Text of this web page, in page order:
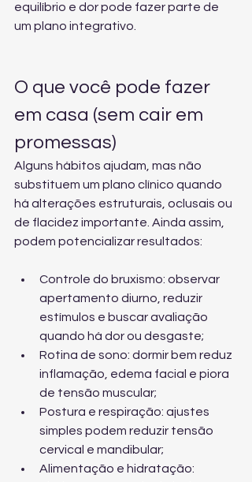
equilíbrio e dor pode fazer parte de
um plano integrativo.
O que você pode fazer
em casa (sem cair em
promessas)
Alguns hábitos ajudam, mas não
substituem um plano clínico quando
há alterações estruturais, oclusais ou
de flacidez importante. Ainda assim,
podem potencializar resultados:
Controle do bruxismo: observar
apertamento diurno, reduzir
estímulos e buscar avaliação
quando há dor ou desgaste;
Rotina de sono: dormir bem reduz
inflamação, edema facial e piora
de tensão muscular;
Postura e respiração: ajustes
simples podem reduzir tensão
cervical e mandibular;
Alimentação e hidratação: